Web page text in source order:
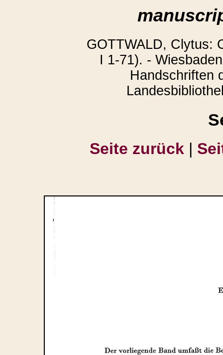
GOTTWALD, Clytus:
I 1-71). -
Handschriften
Seite zurück |